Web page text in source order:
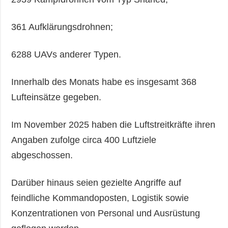
361 Aufklärungsdrohnen;
6288 UAVs anderer Typen.
Innerhalb des Monats habe es insgesamt 368
Lufteinsätze gegeben.
Im November 2025 haben die Luftstreitkräfte ihren
Angaben zufolge circa 400 Luftziele
abgeschossen.
Darüber hinaus seien gezielte Angriffe auf
feindliche Kommandoposten, Logistik sowie
Konzentrationen von Personal und Ausrüstung